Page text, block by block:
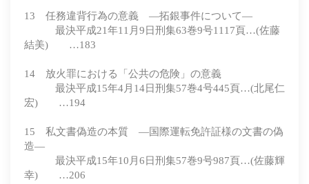
13 任務違背行為の意義 ―拓銀事件について―
最決平成21年11月9日刑集63巻9号1117頁…(佐藤
結美) …183
14 放火罪における「公共の危険」の意義
最決平成15年4月14日刑集57巻4号445頁…(北尾仁
宏) …194
15 私文書偽造の本質 ―国際運転免許証様の文書の偽
造―
最決平成15年10月6日刑集57巻9号987頁…(佐藤輝
幸) …206